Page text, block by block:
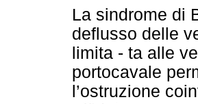
La sindrome di
deflusso delle
limita - ta alle
portocavale
l’ostruzione